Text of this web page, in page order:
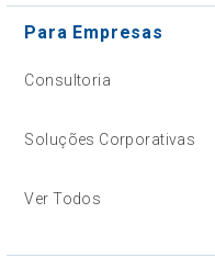
Para Empresas
Consultoria
Soluções Corporativas
Ver Todos